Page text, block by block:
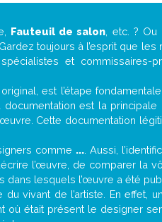
Fauteuil de salon , etc. ?
toujours à l’esprit que les
et commissaires-
est l’étape
est la
Cette documentation
comme .... Aussi,
l’œuvre, de comparer la
dans lesquels l’œuvre a été
vivant de l’artiste. En effet,
était présent le designer